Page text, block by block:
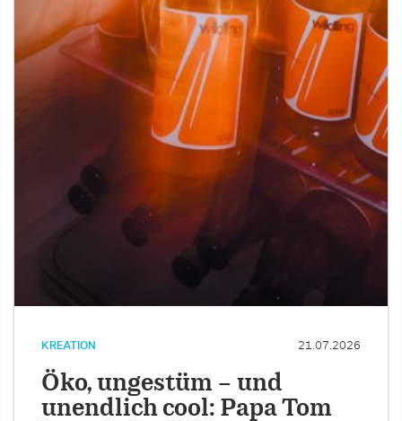
KREATION 21.07.2026
Öko, ungestüm – und
unendlich cool: Papa Tom